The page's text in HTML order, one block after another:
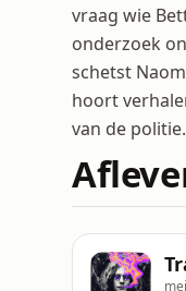
vraag wie
onderzoek
schetst
hoort
van de politie.